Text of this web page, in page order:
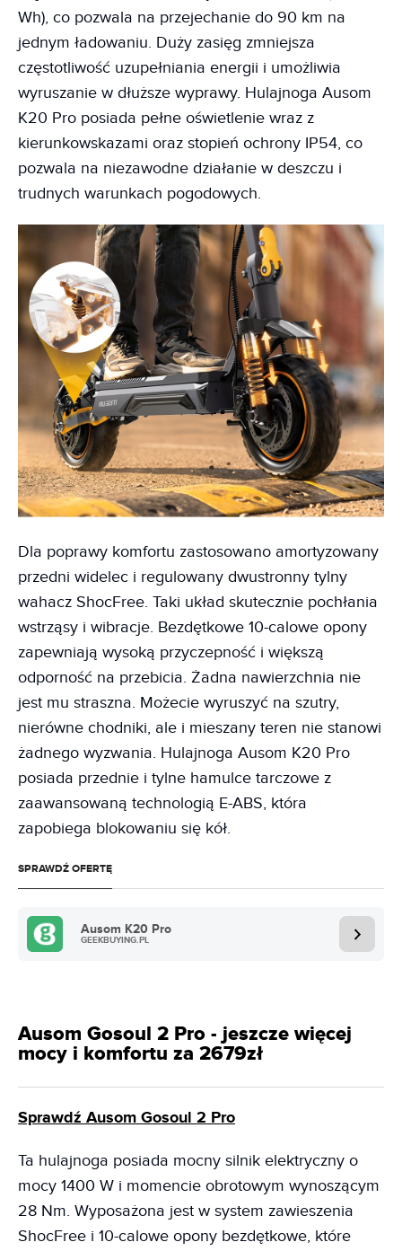
Wh), co pozwala na przejechanie do 90 km na
jednym ładowaniu. Duży zasięg zmniejsza
częstotliwość uzupełniania energii i umożliwia
wyruszanie w dłuższe wyprawy. Hulajnoga Ausom
K20 Pro posiada pełne oświetlenie wraz z
kierunkowskazami oraz stopień ochrony IP54, co
pozwala na niezawodne działanie w deszczu i
trudnych warunkach pogodowych.
Dla poprawy komfortu zastosowano amortyzowany
przedni widelec i regulowany dwustronny tylny
wahacz ShocFree. Taki układ skutecznie pochłania
wstrząsy i wibracje. Bezdętkowe 10-calowe opony
zapewniają wysoką przyczepność i większą
odporność na przebicia. Żadna nawierzchnia nie
jest mu straszna. Możecie wyruszyć na szutry,
nierówne chodniki, ale i mieszany teren nie stanowi
żadnego wyzwania. Hulajnoga Ausom K20 Pro
posiada przednie i tylne hamulce tarczowe z
zaawansowaną technologią E-ABS, która
zapobiega blokowaniu się kół.
SPRAWDŹ OFERTĘ
Ausom K20 Pro
GEEKBUYING.PL
Ausom Gosoul 2 Pro - jeszcze więcej
mocy i komfortu za 2679zł
Sprawdź Ausom Gosoul 2 Pro
Ta hulajnoga posiada mocny silnik elektryczny o
mocy 1400 W i momencie obrotowym wynoszącym
28 Nm. Wyposażona jest w system zawieszenia
ShocFree i 10-calowe opony bezdętkowe, które